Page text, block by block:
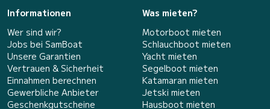
Informationen
Wer sind wir?
Jobs bei SamBoat
Unsere Garantien
Vertrauen & Sicherheit
Einnahmen berechnen
Gewerbliche Anbieter
Geschenkgutscheine
Was mieten?
Motorboot mieten
Schlauchboot mieten
Yacht mieten
Segelboot mieten
Katamaran mieten
Jetski mieten
Hausboot mieten